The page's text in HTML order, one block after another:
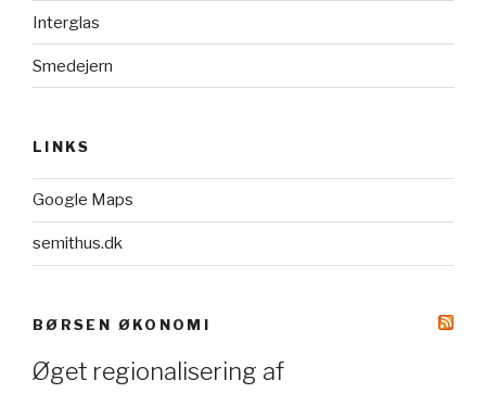
Interglas
Smedejern
LINKS
Google Maps
semithus.dk
BØRSEN ØKONOMI
Øget regionalisering af